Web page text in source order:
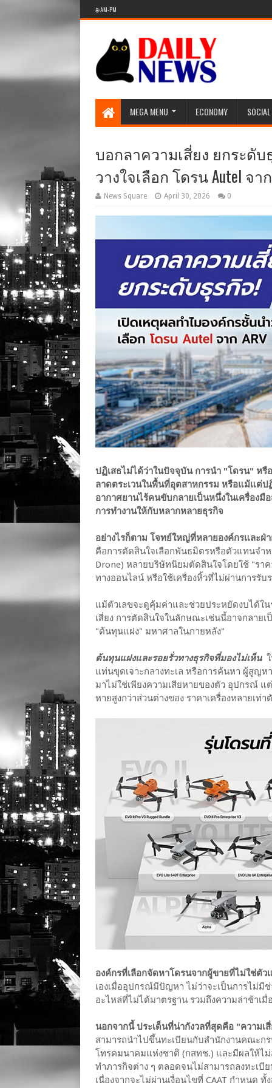
🌐 AM-PM
MEGA MENU ECONOMY SOCIAL
บอกลาความเสี่ยง ยกระดั
วางใจเลือก โดรน Autel จาก
News Square April 30, 2026 0
ปฏิเสธไม่ได้ว่าในปัจจุบัน การนำ "โดรน" ห
ลาดตระเวนในพื้นที่อุตสาหกรรม หรือแม้แต่ป
อากาศยานไร้คนขับกลายเป็นหนึ่งในเครื่อง
การทำงานให้กับหลากหลายธุรกิจ
อย่างไรก็ตาม โจทย์ใหญ่ที่หลายองค์กรและ
คือการตัดสินใจเลือกพันธมิตรหรือตัวแทนจำ
Drone) หลายบริษัทนิยมตัดสินใจโดยใช้ "รา
ทางออนไลน์ หรือใช้เครื่องหิ้วที่ไม่ผ่านการรับ
แม้ตัวเลขจะดูคุ้มค่าและช่วยประหยัดงบได้ใ
เสี่ยง การตัดสินใจในลักษณะเช่นนี้อาจกลา
"ต้นทุนแฝง" มหาศาลในภายหลัง"
ต้นทุนแฝงและรอยรั่วทางธุรกิจที่มองไม่เห็น
แท่นขุดเจาะกลางทะเล หรือการค้นหา ผู้สูญ
มาไม่ใช่เพียงความเสียหายของตัว อุปกรณ์
หายสูงกว่าส่วนต่างของ ราคาเครื่องหลายเท่า
องค์กรที่เลือกจัดหาโดรนจากผู้ขายที่ไม่ใช่ตัว
เองเมื่ออุปกรณ์มีปัญหา ไม่ว่าจะเป็นการไม่มี
อะไหล่ที่ไม่ได้มาตรฐาน รวมถึงความล่าช้าเมื่
นอกจากนี้ ประเด็นที่น่ากังวลที่สุดคือ "ความเ
สามารถนำไปขึ้นทะเบียนกับสำนักงานคณะก
โทรคมนาคมแห่งชาติ (กสทช.) และมีผลให้ไ
ทำภารกิจต่าง ๆ ตลอดจนไม่สามารถลงทะเบี
เนื่องจากจะไม่ผ่านเงื่อนไขที่ CAAT กำหนด